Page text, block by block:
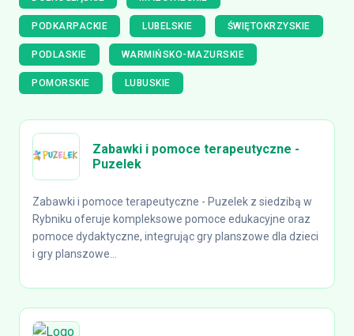
PODKARPACKIE LUBELSKIE ŚWIĘTOKRZYSKIE
PODLASKIE WARMIŃSKO-MAZURSKIE
POMORSKIE LUBUSKIE
Zabawki i pomoce terapeutyczne -
Puzelek
Zabawki i pomoce terapeutyczne - Puzelek z siedzibą w
Rybniku oferuje kompleksowe pomoce edukacyjne oraz
pomoce dydaktyczne, integrując gry planszowe dla dzieci
i gry planszowe...